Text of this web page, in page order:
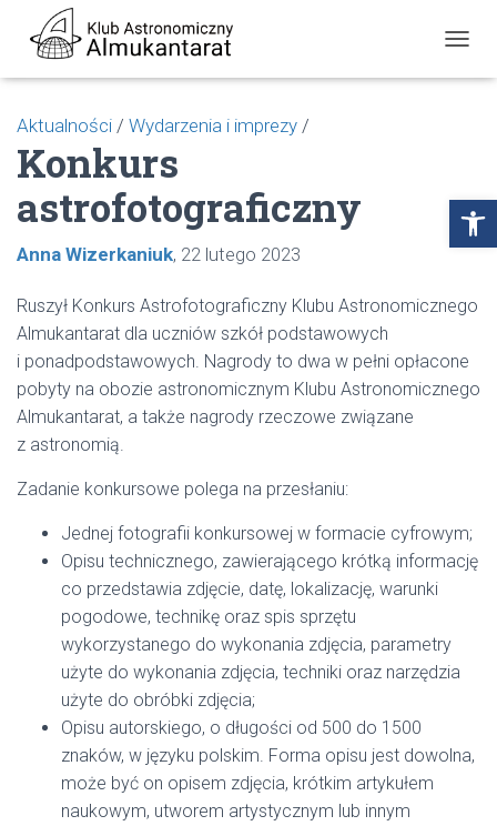
Open toolbar
R
N
A
J
Aktualności / Wydarzenia i imprezy /
Konkurs
astrofotograficzny
Anna Wizerkaniuk 22 lutego 2023
Ruszył Konkurs Astrofotograficzny Klubu Astronomicznego
Almukantarat dla uczniów szkół podstawowych
i ponadpodstawowych. Nagrody to dwa w pełni opłacone
pobyty na obozie astronomicznym Klubu Astronomicznego
Almukantarat, a także nagrody rzeczowe związane
z astronomią.
Zadanie konkursowe polega na przesłaniu:
Jednej fotografii konkursowej w formacie cyfrowym;
Opisu technicznego, zawierającego krótką informację
co przedstawia zdjęcie, datę, lokalizację, warunki
pogodowe, technikę oraz spis sprzętu
wykorzystanego do wykonania zdjęcia, parametry
użyte do wykonania zdjęcia, techniki oraz narzędzia
użyte do obróbki zdjęcia;
Opisu autorskiego, o długości od 500 do 1500
znaków, w języku polskim. Forma opisu jest dowolna,
może być on opisem zdjęcia, krótkim artykułem
naukowym, utworem artystycznym lub innym